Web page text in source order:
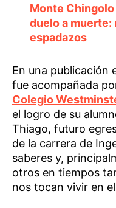
Monte
duelo a
espadazos
En una publicación
fue acompañada
Colegio
el logro de su
Thiago, futuro
de la carrera de
saberes y,
otros en tiempos
nos tocan vivir en